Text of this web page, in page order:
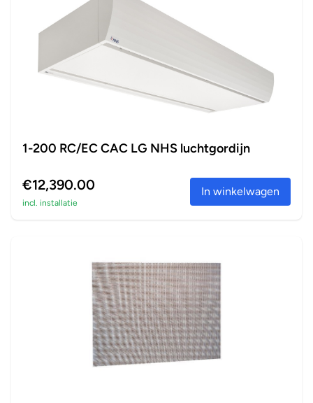
1-200 RC/EC CAC LG NHS luchtgordijn
€12,390.00
incl. installatie
In winkelwagen